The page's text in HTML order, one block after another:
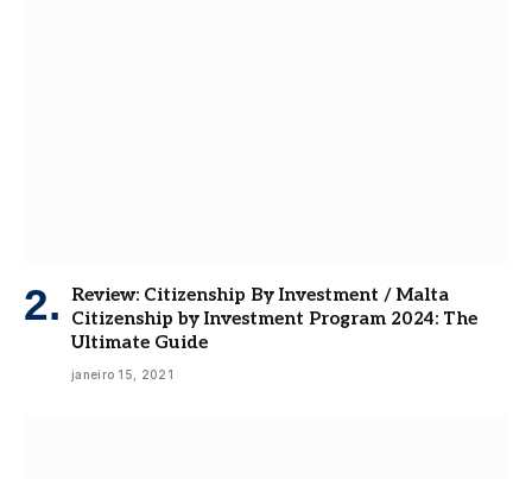
Review: Citizenship By Investment / Malta
Citizenship by Investment Program 2024: The
Ultimate Guide
janeiro 15, 2021